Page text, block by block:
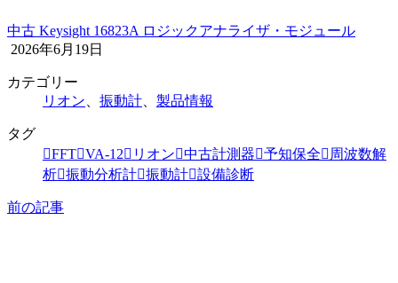
中古 Keysight 16823A ロジックアナライザ・モジュール
2026年6月19日
カテゴリー
リオン
振動計 製品情報
タグ
FFT VA-12 リオン 中古計測器 予知保全
周波数解
析 振動分析計 振動計 設備診断
前の記事